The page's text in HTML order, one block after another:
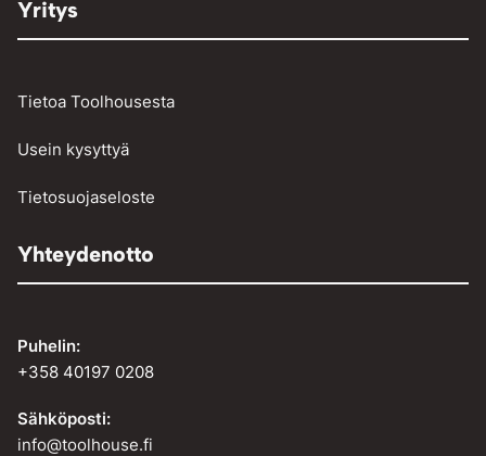
Yritys
Tietoa Toolhousesta
Usein kysyttyä
Tietosuojaseloste
Yhteydenotto
Puhelin:
+358 40197 0208
Sähköposti:
info@toolhouse.fi